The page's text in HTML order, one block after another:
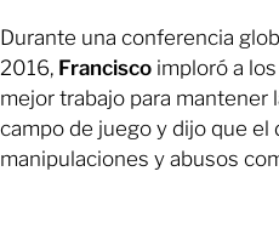
Durante una conferencia
2016, Francisco imploró a
mejor trabajo para mantener
campo de juego y dijo que
manipulaciones y abusos